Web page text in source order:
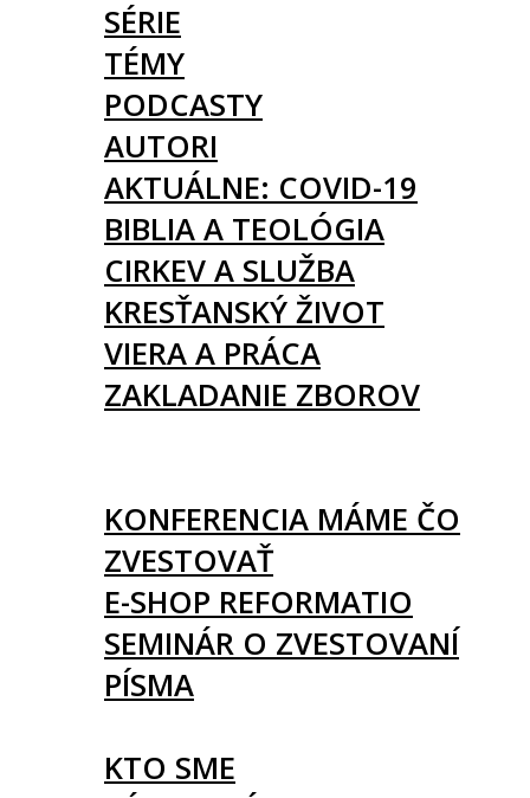
SÉRIE
TÉMY
PODCASTY
AUTORI
AKTUÁLNE: COVID-19
BIBLIA A TEOLÓGIA
CIRKEV A SLUŽBA
KRESŤANSKÝ ŽIVOT
VIERA A PRÁCA
ZAKLADANIE ZBOROV
KONFERENCIA MÁME ČO
ZVESTOVAŤ
E-SHOP REFORMATIO
SEMINÁR O ZVESTOVANÍ
PÍSMA
KTO SME